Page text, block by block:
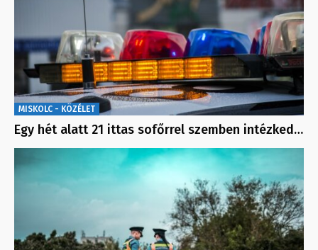
MISKOLC - KÖZÉLET
Egy hét alatt 21 ittas sofőrrel szemben intézked…